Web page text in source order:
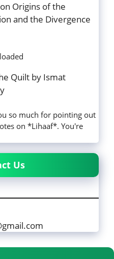
on Origins of the
and the Divergence
Quilt by Ismat
so much for pointing out
on *Lihaaf*. You're
Us